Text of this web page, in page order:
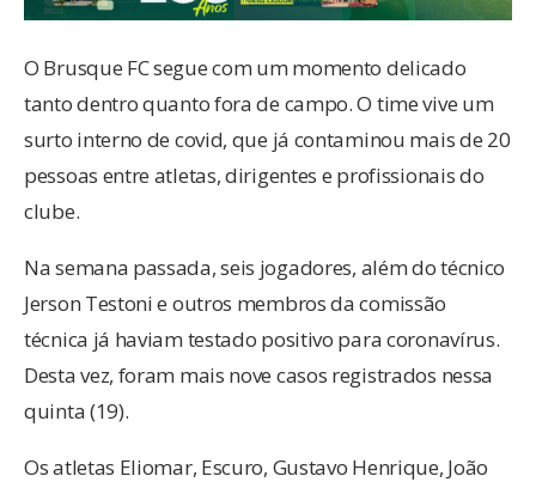
O Brusque FC segue com um momento delicado
tanto dentro quanto fora de campo. O time vive um
surto interno de covid, que já contaminou mais de 20
pessoas entre atletas, dirigentes e profissionais do
clube.
Na semana passada, seis jogadores, além do técnico
Jerson Testoni e outros membros da comissão
técnica já haviam testado positivo para coronavírus.
Desta vez, foram mais nove casos registrados nessa
quinta (19).
Os atletas Eliomar, Escuro, Gustavo Henrique, João